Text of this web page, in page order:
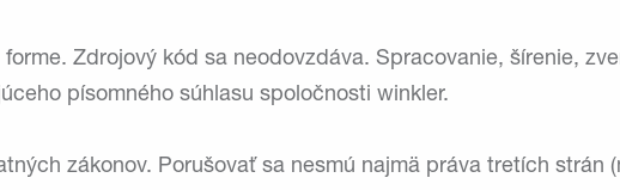
Zdrojový kód sa neodovzdáva. Spracovanie, šírenie,
písomného súhlasu spoločnosti winkler.
zákonov. Porušovať sa nesmú najmä práva tretích strán